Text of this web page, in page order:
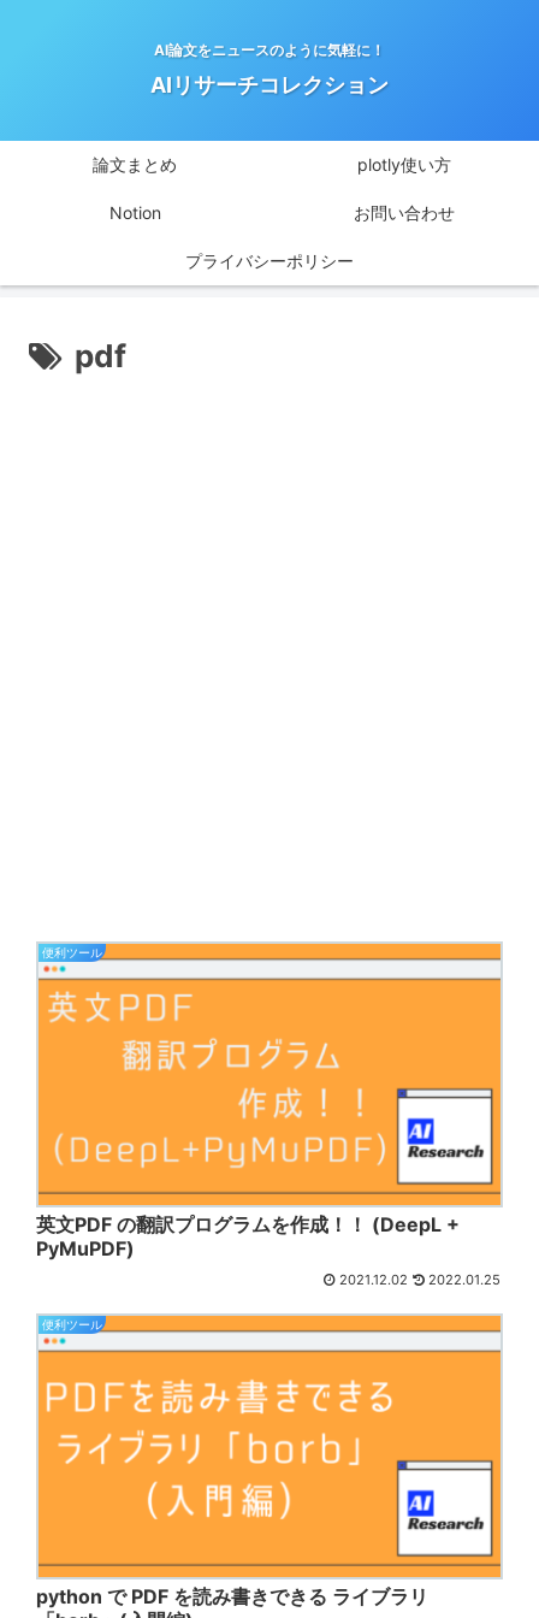
AI論文をニュースのように気軽に！
AIリサーチコレクション
論文まとめ plotly使い方
Notion お問い合わせ
プライバシーポリシー
pdf
便利ツール
英文PDF の翻訳プログラムを作成！！ (DeepL +
PyMuPDF)
2021.12.02 2022.01.25
便利ツール
python で PDF を読み書きできる ライブラリ